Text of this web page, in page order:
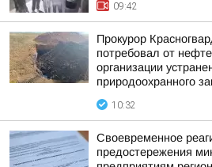
09:42
Прокурор
потребовал от
организации
природоохранного
10:32
Своевременное
предостережения